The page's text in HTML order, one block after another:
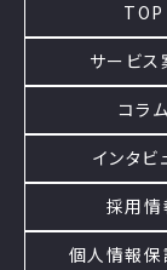
TOP
サービス
コラム
インタビ
採用情
個人情報保